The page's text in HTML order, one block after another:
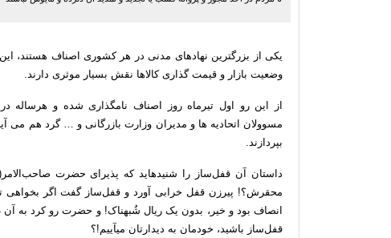
یکی از بزرگترین نهادهاى مدنى در هر کشورى اصناف هستند، این
وضعیت بازار و قیمت گذارى کالاها نقش بسیار موثرى دارند
از این رو اول تیرماه روز اصناف نامگذارى شده و هرساله در
مسوولان اتحادیه ها و مدیران وزارت بازرگانى و …گرد هم مى
بپردازند
داستان آن قفلساز را شنیدهاید که پذیرای حضرت صاحبالامر
محقرش؟! پیرزن قفل خرابی آورد و قفلساز گفت اگر بخواهی
انصاف بود و خیر، بدون یک ریال شُبهناک!و حضرت رو کرد به آن
قفلساز باشید، خودمان به دیدارتان میآییم !؟